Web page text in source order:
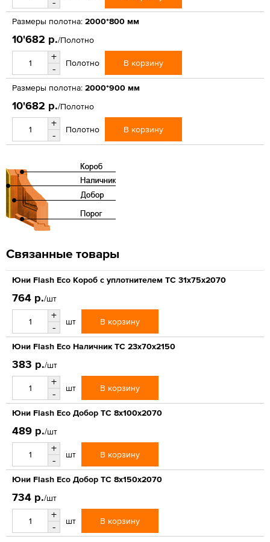
Размеры полотна: 2000*800 мм
10'682 р./Полотно
+
-
Полотно В корзину
Размеры полотна: 2000*900 мм
10'682 р./Полотно
+
-
Полотно В корзину
Связанные товары
Юни Flash Eco Короб с уплотнителем ТС 31x75x2070
764 р./шт
+
-
шт В корзину
Юни Flash Eco Наличник ТС 23x70x2150
383 р./шт
+
-
шт В корзину
Юни Flash Eco Добор ТС 8x100x2070
489 р./шт
+
-
шт В корзину
Юни Flash Eco Добор ТС 8x150x2070
734 р./шт
+
-
шт В корзину